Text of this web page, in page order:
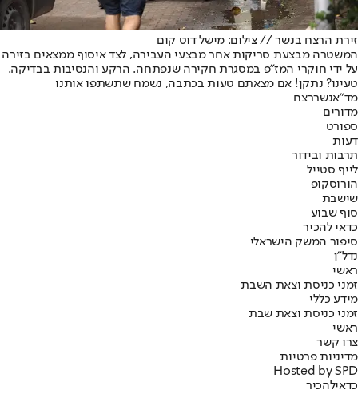
זירת הרצח בנשר // צילום: מישל דוט קום
המשטרה מבצעת סריקות אחר מבצעי העבירה, לצד איסוף ממצאים בזירה
על ידי חוקרי המז"פ במסגרת חקירה שנפתחה. הרקע והנסיבות בבדיקה.
טעינו? נתקן! אם מצאתם טעות בכתבה, נשמח שתשתפו אותנו
מד"אנשררצח
מדורים
ספורט
דעות
תרבות ובידור
לייף סטייל
הורוסקופ
שישבת
סוף שבוע
כדאי להכיר
סיפור המשק הישראלי
נדל"ן
ראשי
זמני כניסת וצאת השבת
מידע כללי
זמני כניסת וצאת שבת
ראשי
צרו קשר
מדיניות פרטיות
Hosted by SPD
כדאילהכיר